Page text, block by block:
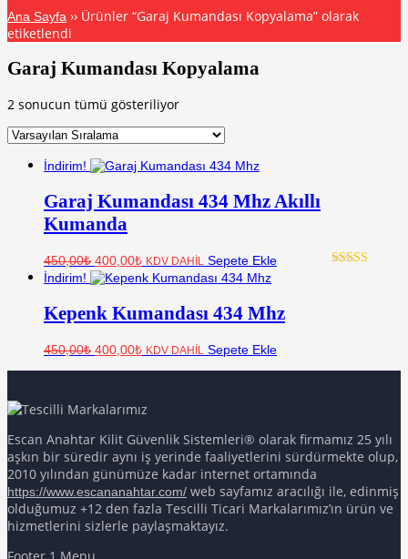
Ana Sayfa ›› Ürünler “Garaj Kumandası Kopyalama” olarak
etiketlendi
Garaj Kumandası Kopyalama
2 sonucun tümü gösteriliyor
İndirim!
Garaj Kumandası 434 Mhz Akıllı
Kumanda
450,00₺ Orijinal
fiyat:
450,00₺.
400,00₺Şu
andaki
fiyat:
400,00₺.
KDV DAHİL
Sepete Ekle
İndirim!
Kepenk Kumandası 434 Mhz
450,00₺ Orijinal
400,00₺Şu
KDV DAHİL Sepete Ekle
Escan Anahtar Kilit Güvenlik Sistemleri® olarak firmamız 25 yılı
aşkın bir süredir aynı iş yerinde faaliyetlerini sürdürmekte olup,
2010 yılından günümüze kadar internet ortamında
https://www.escananahtar.com/ web sayfamız aracılığı ile, edinmiş
olduğumuz +12 den fazla Tescilli Ticari Markalarımız’ın ürün ve
hizmetlerini sizlerle paylaşmaktayız.